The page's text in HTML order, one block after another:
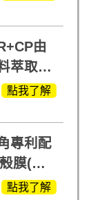
由
萃取、
麻、西
點我了解
專利配
膜(蛋
原裝進
點我了解